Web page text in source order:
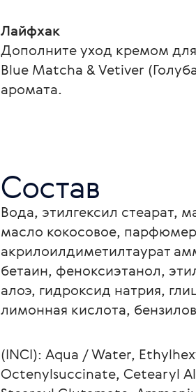
Лайфхак
Дополните уход кремом
Blue Matcha & Vetiver
аромата.
Состав
Вода, этилгексил стеарат,
масло кокосовое,
акрилоилдиметилтаурат
бетаин, феноксиэтанол,
алоэ, гидроксид натрия,
лимонная кислота,
(INCI): Aqua / Water,
Octenylsuccinate, Cetearyl